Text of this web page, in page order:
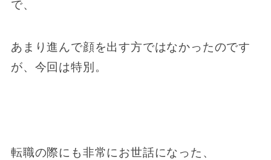
で、
あまり進んで顔を出す方ではなかったのです
が、今回は特別。
転職の際にも非常にお世話になった、